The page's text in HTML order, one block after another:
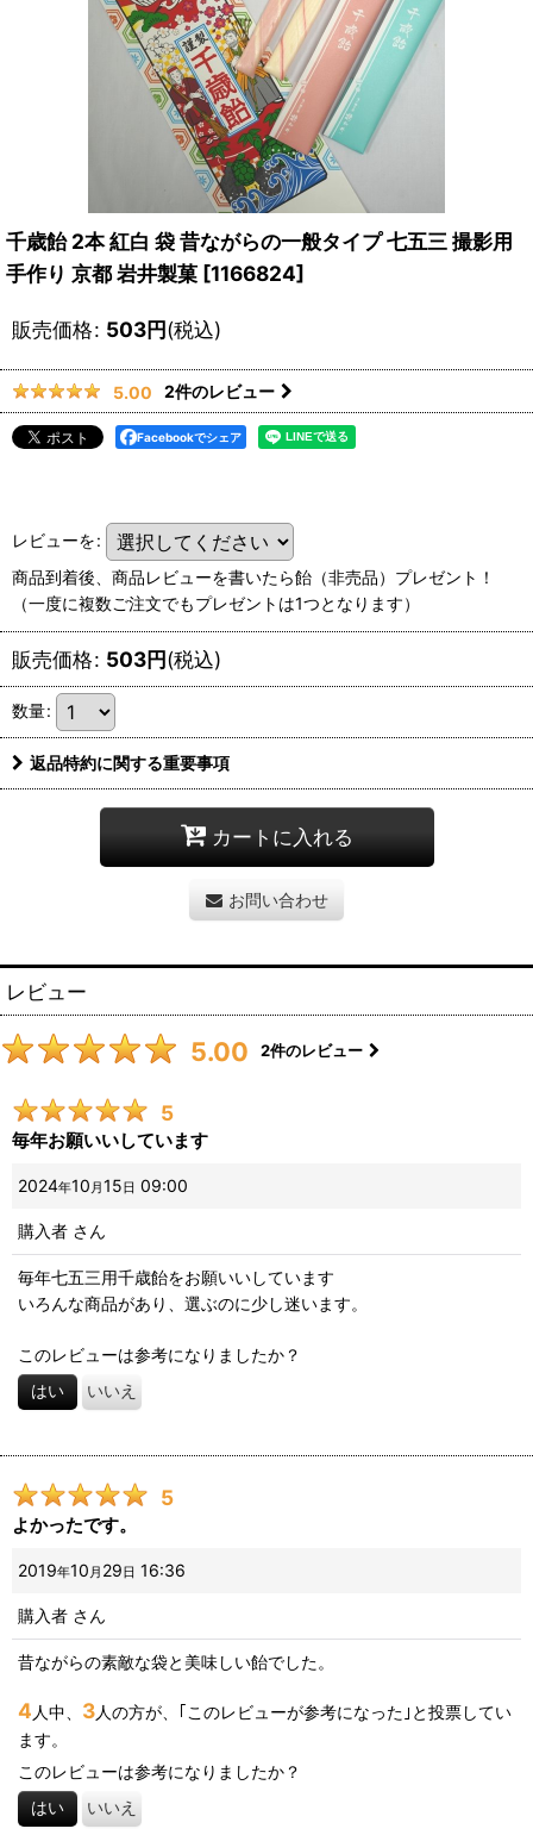
千歳飴 2本 紅白 袋 昔ながらの一般タイプ 七五三 撮影用
手作り 京都 岩井製菓 [1166824]
販売価格: 503円(税込)
5.00 2件のレビュー
Facebookでシェア
レビューを:
商品到着後、商品レビューを書いたら飴（非売品）プレゼント！
（一度に複数ご注文でもプレゼントは1つとなります）
販売価格: 503円(税込)
数量:
返品特約に関する重要事項
カートに入れる
お問い合わせ
レビュー
5.00 2件のレビュー
5
毎年お願いいしています
2024年10 月15日 09:00
購入者 さん
毎年七五三用千歳飴をお願いいしています
いろんな商品があり、選ぶのに少し迷います。
このレビューは参考になりましたか？
はい いいえ
5
よかったです。
2019年10 月 29日 16:36
購入者 さん
昔ながらの素敵な袋と美味しい飴でした。
4 人中、 3人の方が、｢このレビューが参考になった｣と投票してい
ます。
このレビューは参考になりましたか？
はい いいえ